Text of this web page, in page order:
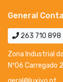
General
263 710 898
Zona Industrial
Nº06 Carregado